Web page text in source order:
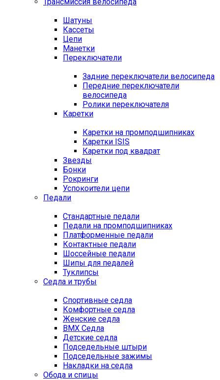
Шатуны
Кассеты
Цепи
Манетки
Переключатели
Задние переключатели велосипеда
Передние переключатели
велосипеда
Ролики переключателя
Каретки
Каретки на промподшипниках
Каретки ISIS
Каретки под квадрат
Звезды
Бонки
Рокринги
Успокоители цепи
Педали
Стандартные педали
Педали на промподшипниках
Платформенные педали
Контактные педали
Шоссейные педали
Шипы для педалей
Туклипсы
Седла и трубы
Спортивные седла
Комфортные седла
Женские седла
BMX Седла
Детские седла
Подседельные штыри
Подседельные зажимы
Накладки на седла
Обода и спицы